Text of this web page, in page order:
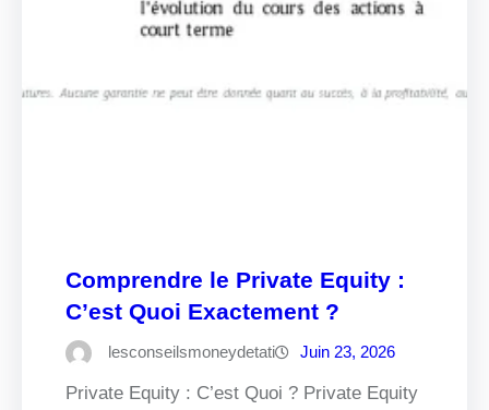
Comprendre le Private Equity :
C’est Quoi Exactement ?
lesconseilsmoneydetati Juin 23, 2026
Private Equity : C’est Quoi ? Private Equity